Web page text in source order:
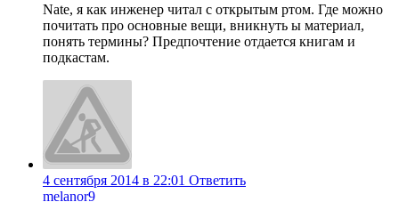
Nate, я как инженер читал с открытым ртом. Где можно
почитать про основные вещи, вникнуть ы материал,
понять термины? Предпочтение отдается книгам и
подкастам.
4 сентября 2014 в 22:01 Ответить
melanor9